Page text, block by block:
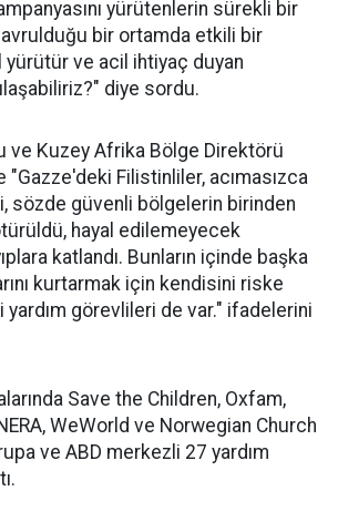
yürütenlerin sürekli bir
bir ortamda etkili bir
yürütür ve acil ihtiyaç duyan
diye sordu.
ve Kuzey Afrika Bölge Direktörü
"Gazze'deki Filistinliler, acımasızca
sözde güvenli bölgelerin birinden
hayal edilemeyecek
katlandı. Bunların içinde başka
kurtarmak için kendisini riske
yardım görevlileri de var." ifadelerini
Save the Children, Oxfam,
WeWorld ve Norwegian Church
ve ABD merkezli 27 yardım